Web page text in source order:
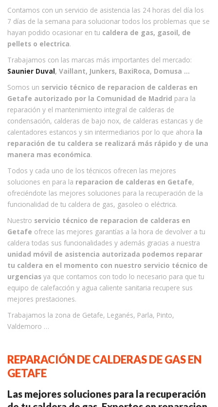
Contamos con un servicio de asistencia las 24 horas del día los
7 días de la semana para solucionar todos los problemas que se
hayan podido ocasionar en tu caldera de gas, gasoil, de
pellets o electrica.
Trabajamos con las marcas más importantes del mercado:
Saunier Duval, Vaillant, Junkers, BaxiRoca, Domusa …
Somos un servicio técnico de reparacion de calderas en
Getafe autorizado por la Comunidad de Madrid para la
reparación y el mantenimiento integral de calderas de
condensación, calderas de bajo nox, de calderas estancas y de
calentadores estancos y sin intermediarios por lo que ahora la
reparación de tu caldera se realizará más rápido y de una
manera mas económica.
Todos y cada uno de los técnicos ofrecen las mejores
soluciones en para la reparacion de calderas en Getafe,
ofreciéndote las mejores soluciones para la recuperación de la
funcionalidad de tu caldera de gas, gasoleo o eléctrica.
Nuestro servicio técnico de reparacion de calderas en
Getafe ofrece las mejores garantías a la hora de devolver a tu
caldera todas sus funcionalidades y además gracias a nuestra
unidad móvil de asistencia autorizada podemos reparar
tu caldera en el momento con nuestro servicio técnico de
urgencias ya que contamos con todo lo necesario para que tu
equipo de calefacción y agua caliente sanitaria recupere sus
mejores prestaciones.
Trabajamos la zona de Getafe, Leganés, Parla, Pinto,
Valdemoro …
REPARACIÓN DE CALDERAS DE GAS EN
GETAFE
Las mejores soluciones para la recuperación